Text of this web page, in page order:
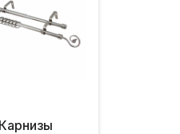
Карнизы